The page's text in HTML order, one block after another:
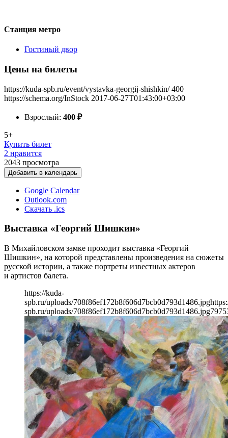
Станция метро
Гостиный двор
Цены на билеты
https://kuda-spb.ru/event/vystavka-georgij-shishkin/ 400
https://schema.org/InStock 2017-06-27T01:43:00+03:00
Взрослый: 400 ₽
5+
Купить билет
2 нравится
2043 просмотра
Добавить в календарь
Google Calendar
Outlook.com
Скачать .ics
Выставка «Георгий Шишкин»
В Михайловском замке проходит выставка «Георгий
Шишкин», на которой представлены произведения на сюжеты
русской истории, а также портреты известных актеров
и артистов балета.
https://kuda-
spb.ru/uploads/708f86ef172b8f606d7bcb0d793d1486.jpg
spb.ru/uploads/708f86ef172b8f606d7bcb0d793d1486.jpg797